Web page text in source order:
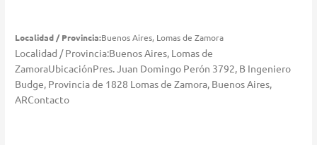
Localidad / Provincia:Buenos Aires, Lomas de Zamora
Localidad / Provincia:Buenos Aires, Lomas de
ZamoraUbicaciónPres. Juan Domingo Perón 3792, B Ingeniero
Budge, Provincia de 1828 Lomas de Zamora, Buenos Aires,
ARContacto